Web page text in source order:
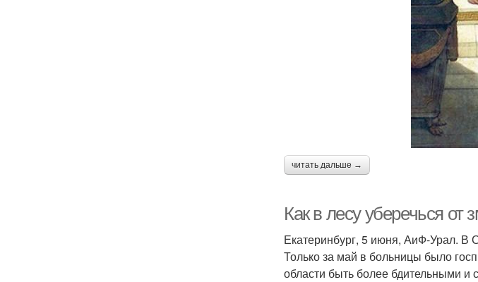
читать дальше →
Как в лесу уберечься от
Екатеринбург, 5 июня, АиФ-Урал. В
Только за май в больницы было
области быть более бдительными и